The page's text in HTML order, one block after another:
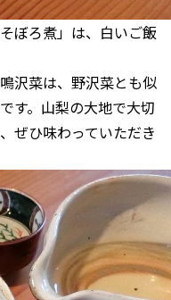
ぼろ煮」は、白いご飯
沢菜は、野沢菜とも似
す。山梨の大地で大切
ぜひ味わっていただき